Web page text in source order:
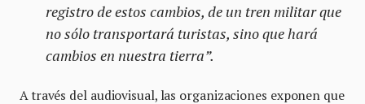
registro de estos cambios, de un tren militar que
no sólo transportará turistas, sino que hará
cambios en nuestra tierra”.
A través del audiovisual, las organizaciones exponen que